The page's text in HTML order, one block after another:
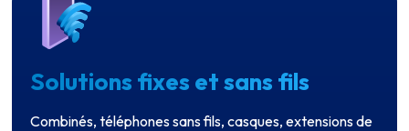
Solutions fixes et sans fils
Combinés, téléphones sans fils, casques, extensions de